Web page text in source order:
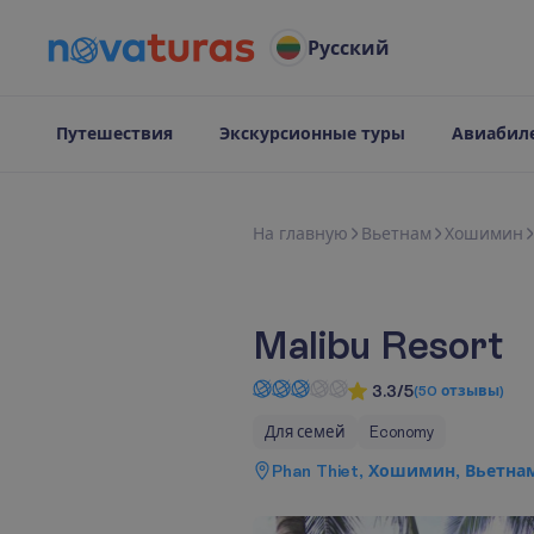
Русский
Путешествия Экскурсионные туры
На главную Вьетнам Хошимин
Malibu Resort
3.3/5(50 отзывы)
Для семей Economy
Phan Thiet, Хошимин,